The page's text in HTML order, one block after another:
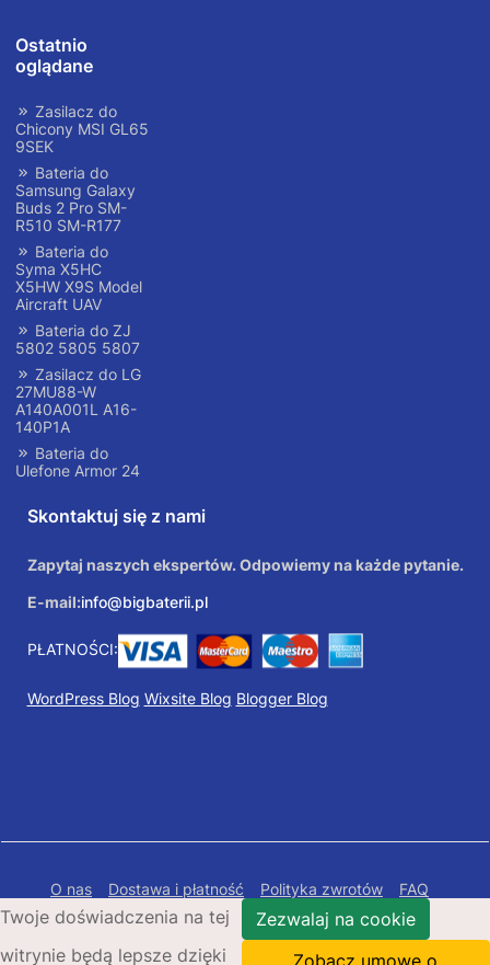
Ostatnio
oglądane
Zasilacz do
Chicony MSI GL65
9SEK
Bateria do
Samsung Galaxy
Buds 2 Pro SM-
R510 SM-R177
Bateria do
Syma X5HC
X5HW X9S Model
Aircraft UAV
Bateria do ZJ
5802 5805 5807
Zasilacz do LG
27MU88-W
A140A001L A16-
140P1A
Bateria do
Ulefone Armor 24
Skontaktuj się z nami
Zapytaj naszych ekspertów. Odpowiemy na każde pytanie.
E-mail:info@bigbaterii.pl
PŁATNOŚCI:
WordPress Blog Wixsite Blog Blogger Blog
O nas Dostawa i płatność Polityka zwrotów
FAQ
Polityka prywatności
Mapa Strony
Copyright © 2026 Bigbaterii.pl. Wszelkie prawa
Twoje doświadczenia na tej
witrynie będą lepsze dzięki
Zezwalaj na cookie
Zobacz umowę o